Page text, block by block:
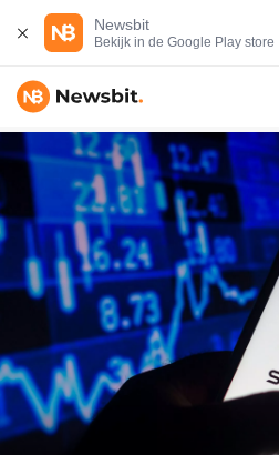
Newsbit
Bekijk in de Google Play store